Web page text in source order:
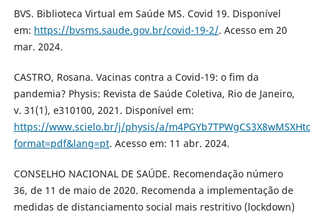
BVS. Biblioteca Virtual em Saúde MS. Covid 19. Disponível
em: https://bvsms.saude.gov.br/covid-19-2/. Acesso em 20
mar. 2024.
CASTRO, Rosana. Vacinas contra a Covid-19: o fim da
pandemia? Physis: Revista de Saúde Coletiva, Rio de Janeiro,
v. 31(1), e310100, 2021. Disponível em:
https://www.scielo.br/j/physis/a/
format=pdf&lang=pt. Acesso em: 11 abr. 2024.
CONSELHO NACIONAL DE SAÚDE. Recomendação número
36, de 11 de maio de 2020. Recomenda a implementação de
medidas de distanciamento social mais restritivo (lockdown)